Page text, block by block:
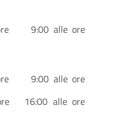
9:00 alle ore
9:00 alle ore
16:00 alle ore